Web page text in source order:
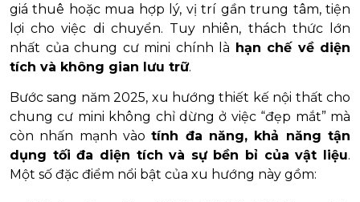
giá thuê hoặc mua hợp lý, vị trí gần trung tâm, tiện
lợi cho việc di chuyển. Tuy nhiên, thách thức lớn
nhất của chung cư mini chính là hạn chế về diện
tích và không gian lưu trữ.
Bước sang năm 2025, xu hướng thiết kế nội thất cho
chung cư mini không chỉ dừng ở việc “đẹp mắt” mà
còn nhấn mạnh vàotính đa năng, khả năng tận
dụng tối đa diện tích và sự bền bỉ của vật liệu.
Một số đặc điểm nổi bật của xu hướng này gồm: